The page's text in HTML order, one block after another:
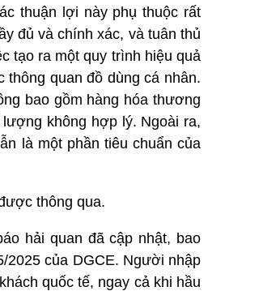
thuận lợi này phụ thuộc rất
đủ và chính xác, và tuân thủ
tạo ra một quy trình hiệu quả
quan đồ dùng cá nhân.
bao gồm hàng hóa thương
không hợp lý. Ngoài ra,
là một phần tiêu chuẩn của
thông qua.
hải quan đã cập nhật, bao
2025 của DGCE. Người nhập
quốc tế, ngay cả khi hầu